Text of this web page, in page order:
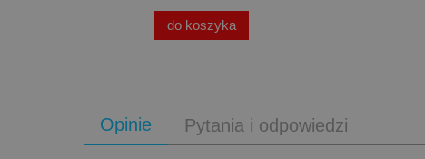
do koszyka
Opinie Pytania i odpowiedzi